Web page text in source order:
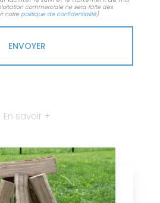
commerciale ne sera faite des
notre politique de confidentialité)
En savoir +